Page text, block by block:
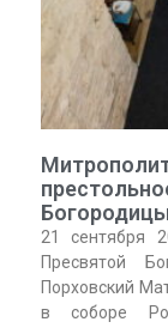
21 сентября
Пресвятой
Порховский
в соборе